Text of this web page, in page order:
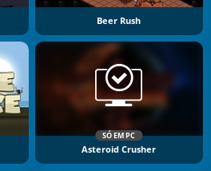
Beer Rush
SÓ EM PC
Asteroid Crusher